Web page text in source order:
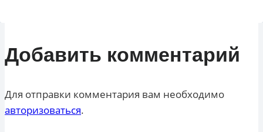
Добавить комментарий
Для отправки комментария вам необходимо
авторизоваться.